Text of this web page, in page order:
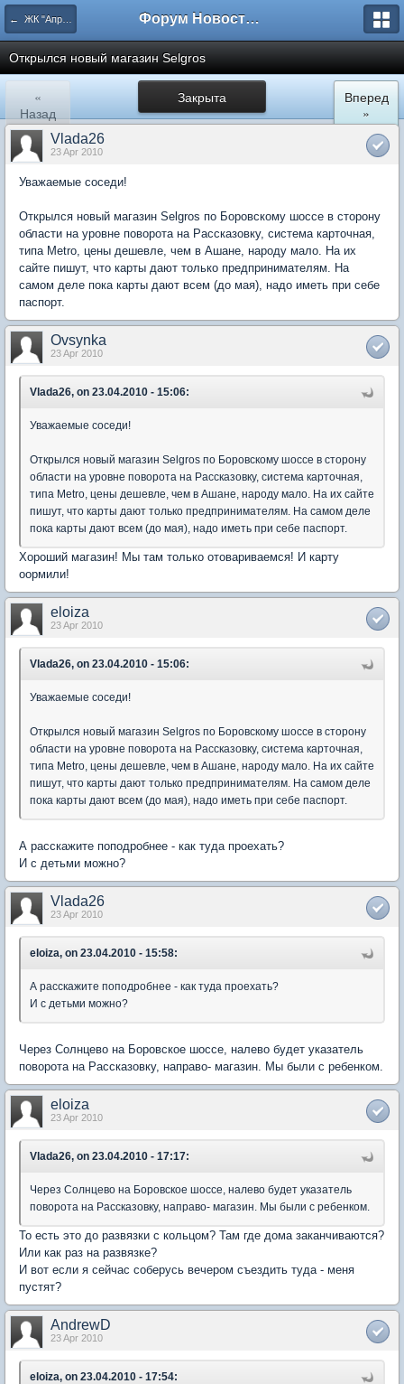
← ЖК "Апрелевский". Архив. Форум Новостройки
Открылся новый магазин Selgros
Закрыта
«
Назад
Вперед
»
Vlada26
23 Apr 2010
Уважаемые соседи!
Открылся новый магазин Selgros по Боровскому шоссе в сторону
области на уровне поворота на Рассказовку, система карточная,
типа Metro, цены дешевле, чем в Ашане, народу мало. На их
сайте пишут, что карты дают только предпринимателям. На
самом деле пока карты дают всем (до мая), надо иметь при себе
паспорт.
Ovsynka
23 Apr 2010
Vlada26, on 23.04.2010 - 15:06:
Уважаемые соседи!
Открылся новый магазин Selgros по Боровскому шоссе в сторону
области на уровне поворота на Рассказовку, система карточная,
типа Metro, цены дешевле, чем в Ашане, народу мало. На их сайте
пишут, что карты дают только предпринимателям. На самом деле
пока карты дают всем (до мая), надо иметь при себе паспорт.
Хороший магазин! Мы там только отовариваемся! И карту
оормили!
eloiza
23 Apr 2010
Vlada26, on 23.04.2010 - 15:06:
Уважаемые соседи!
Открылся новый магазин Selgros по Боровскому шоссе в сторону
области на уровне поворота на Рассказовку, система карточная,
типа Metro, цены дешевле, чем в Ашане, народу мало. На их сайте
пишут, что карты дают только предпринимателям. На самом деле
пока карты дают всем (до мая), надо иметь при себе паспорт.
А расскажите поподробнее - как туда проехать?
И с детьми можно?
Vlada26
23 Apr 2010
eloiza, on 23.04.2010 - 15:58:
А расскажите поподробнее - как туда проехать?
И с детьми можно?
Через Солнцево на Боровское шоссе, налево будет указатель
поворота на Рассказовку, направо- магазин. Мы были с ребенком.
eloiza
23 Apr 2010
Vlada26, on 23.04.2010 - 17:17:
Через Солнцево на Боровское шоссе, налево будет указатель
поворота на Рассказовку, направо- магазин. Мы были с ребенком.
То есть это до развязки с кольцом? Там где дома заканчиваются?
Или как раз на развязке?
И вот если я сейчас соберусь вечером съездить туда - меня
пустят?
AndrewD
23 Apr 2010
eloiza, on 23.04.2010 - 17:54: